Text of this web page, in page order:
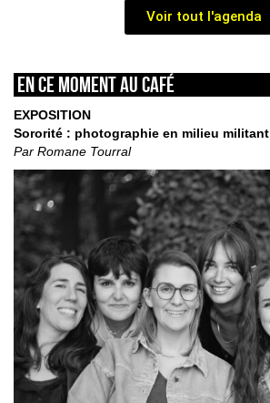
Voir tout l'agenda
En ce moment au café
EXPOSITION
Sororité : photographie en milieu militant
Par Romane Tourral